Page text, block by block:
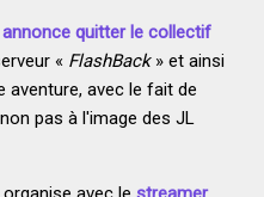
quitter le collectif
« FlashBack » et ainsi
aventure, avec le fait de
pas à l'image des JL